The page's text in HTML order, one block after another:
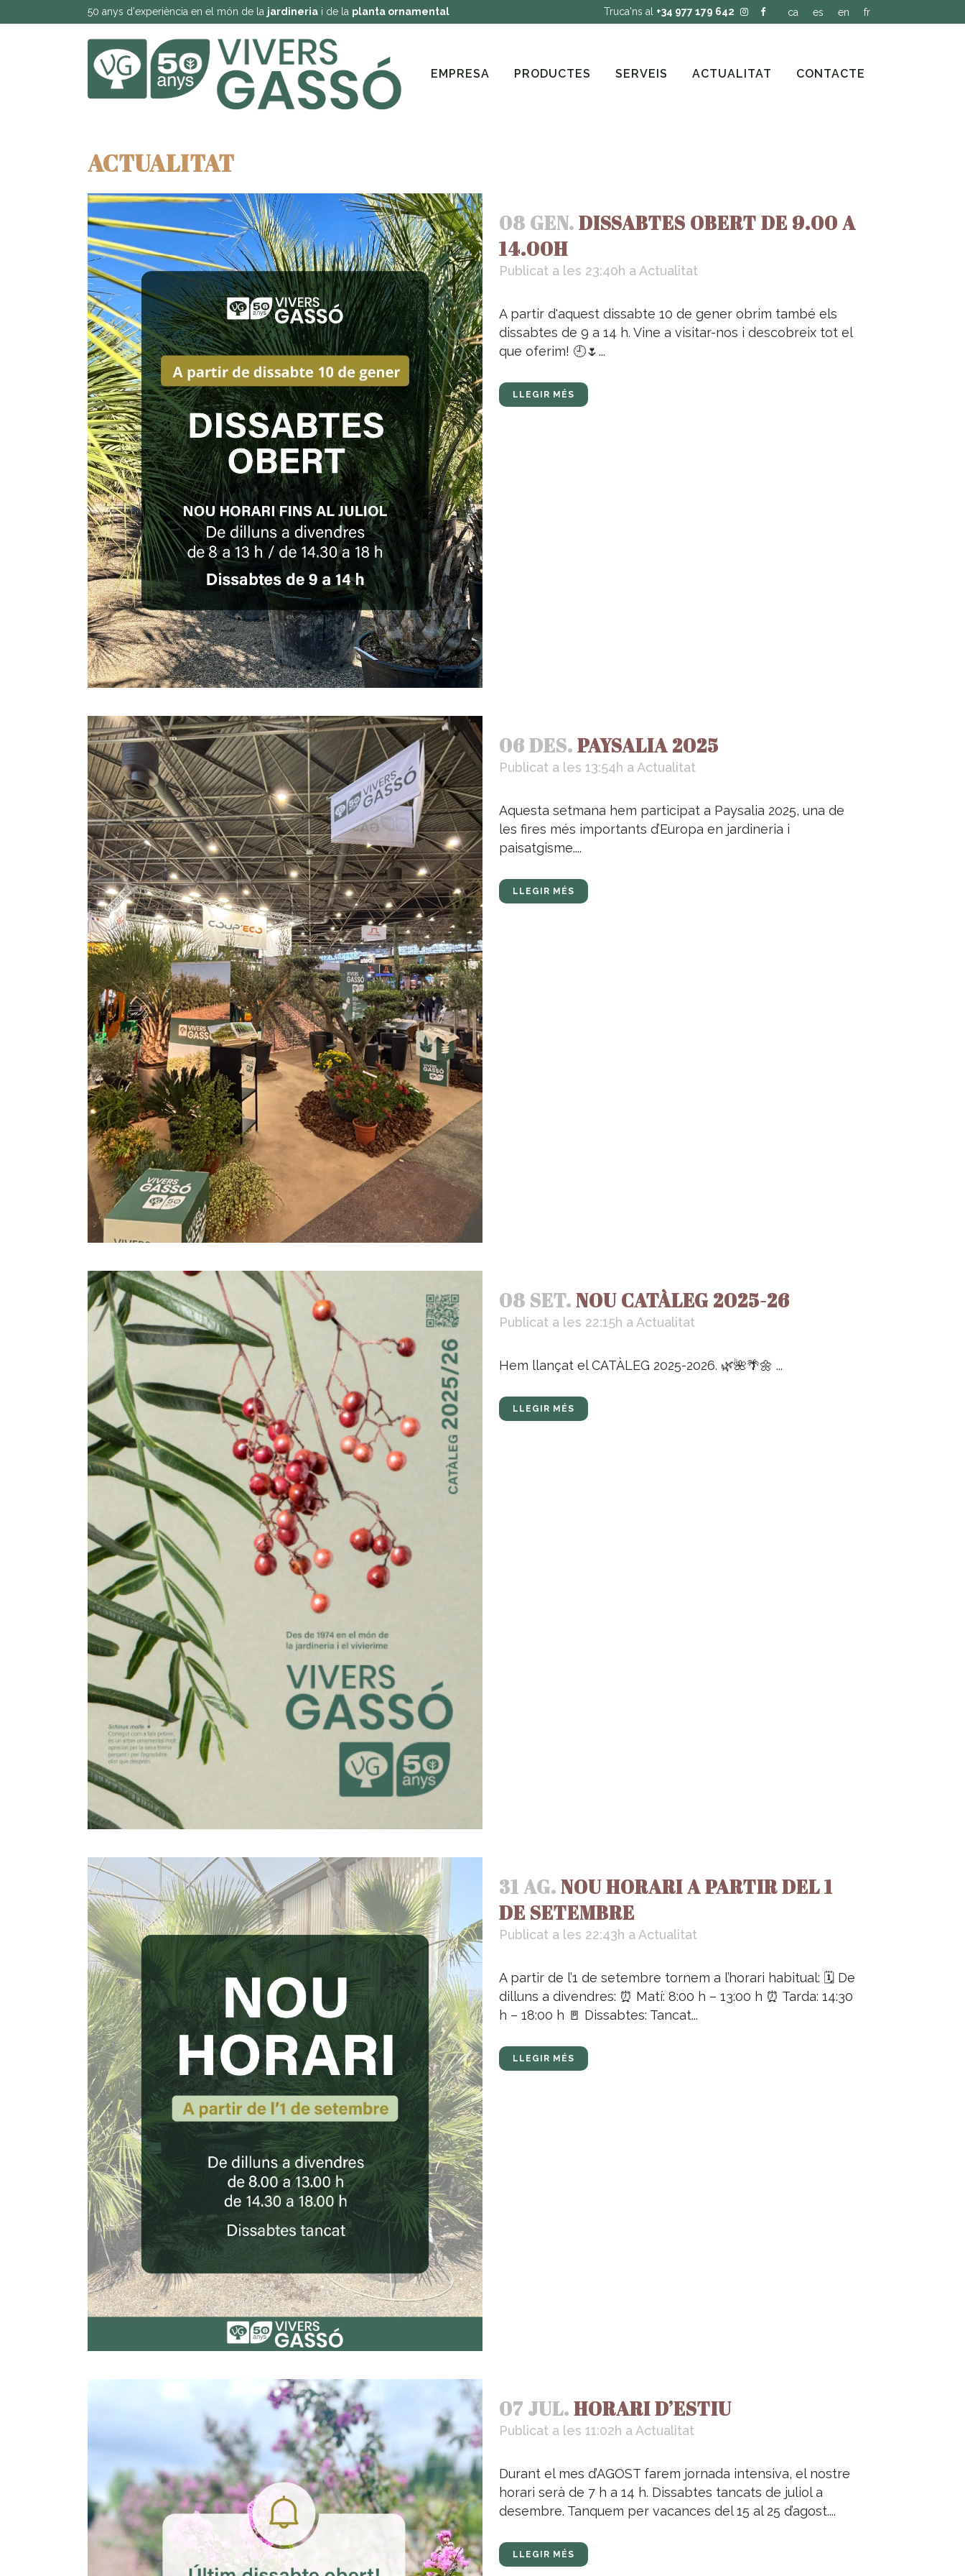
50 anys d'experiència en el món de la jardineria i de la planta ornamental Truca'ns al +34 977 179 642 ca es en fr
EMPRESA PRODUCTES SERVEIS ACTUALITAT CONTACTE
ACTUALITAT
08 GEN.DISSABTES OBERT DE 9.00 A
14.00H
Publicat a les 23:40h a Actualitat
A partir d'aquest dissabte 10 de gener obrim també els
dissabtes de 9 a 14 h. Vine a visitar-nos i descobreix tot el
que oferim! 🕘🌷...
LLEGIR MÉS
06 DES.PAYSALIA 2025
Publicat a les 13:54h a Actualitat
Aquesta setmana hem participat a Paysalia 2025, una de
les fires més importants d’Europa en jardineria i
paisatgisme....
LLEGIR MÉS
08 SET.NOU CATÀLEG 2025-26
Publicat a les 22:15h a Actualitat
Hem llançat el CATÀLEG 2025-2026. 🌿🌺🌴🌼 ...
LLEGIR MÉS
31 AG.NOU HORARI A PARTIR DEL 1
DE SETEMBRE
Publicat a les 22:43h a Actualitat
A partir de l’1 de setembre tornem a l’horari habitual: 🗓️ De
dilluns a divendres: ⏰ Matí: 8:00 h – 13:00 h ⏰ Tarda: 14:30
h – 18:00 h 🚪 Dissabtes: Tancat...
LLEGIR MÉS
07 JUL.HORARI D’ESTIU
Publicat a les 11:02h aActualitat
Durant el mes d’AGOST farem jornada intensiva, el nostre
horari serà de 7 h a 14 h. Dissabtes tancats de juliol a
desembre. Tanquem per vacances del 15 al 25 d’agost....
LLEGIR MÉS